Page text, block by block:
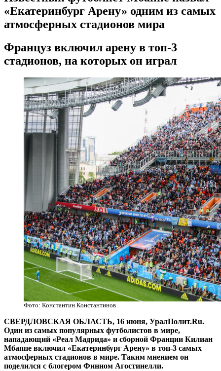
«Екатеринбург Арену» одним из самых
атмосферных стадионов мира
Француз включил арену в топ-3
стадионов, на которых он играл
Фото: Константин Константинов
СВЕРДЛОВСКАЯ ОБЛАСТЬ, 16 июня, УралПолит.Ru.
Один из самых популярных футболистов в мире,
нападающий «Реал Мадрида» и сборной Франции Килиан
Мбаппе включил «Екатеринбург Арену» в топ-3 самых
атмосферных стадионов в мире. Таким мнением он
поделился с блогером Финном Агостинелли.